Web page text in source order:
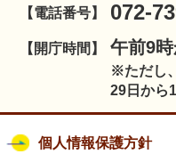
【電話番号】 072-
【開庁時間】 午前9
※ただし
29日から
個人情報保護方針